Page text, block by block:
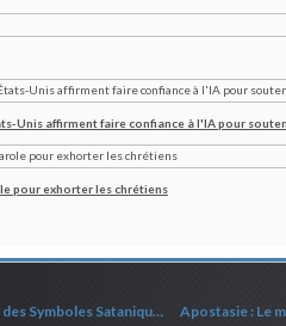
Unis affirment faire confiance à l'IA pour
pour exhorter les chrétiens
Un Employé de Starbucks Dessine des Symboles Sataniques sur les Cafés des Professeurs Catholiques en Louisiane